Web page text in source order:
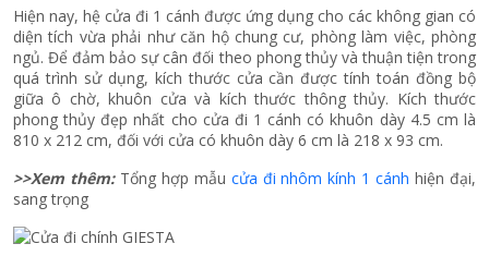
Hiện nay, hệ cửa đi 1 cánh được ứng dụng cho các không gian có
diện tích vừa phải như căn hộ chung cư, phòng làm việc, phòng
ngủ. Để đảm bảo sự cân đối theo phong thủy và thuận tiện trong
quá trình sử dụng, kích thước cửa cần được tính toán đồng bộ
giữa ô chờ, khuôn cửa và kích thước thông thủy. Kích thước
phong thủy đẹp nhất cho cửa đi 1 cánh có khuôn dày 4.5 cm là
810 x 212 cm, đối với cửa có khuôn dày 6 cm là 218 x 93 cm.
>>Xem thêm:Tổng hợp mẫu cửa đi nhôm kính 1 cánh hiện đại,
sang trọng